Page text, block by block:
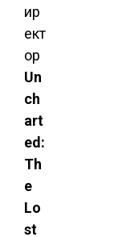
ир
ект
ор
Un
ch
art
ed:
Th
e
Lo
st